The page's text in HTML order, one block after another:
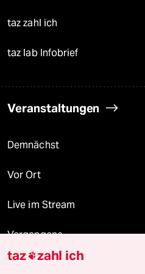
taz zahl ich
taz lab Infobrief
Veranstaltungen
Demnächst
Vor Ort
Live im Stream
Vergangene
taz zahl ich